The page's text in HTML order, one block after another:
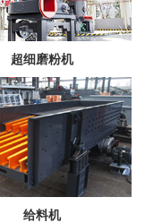
超细磨粉机
给料机